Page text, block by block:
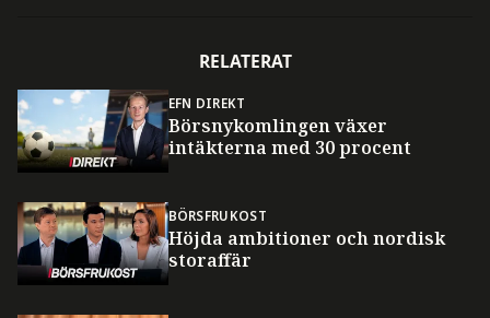
RELATERAT
EFN DIREKT
Börsnykomlingen växer
intäkterna med 30 procent
BÖRSFRUKOST
Höjda ambitioner och nordisk
storaffär